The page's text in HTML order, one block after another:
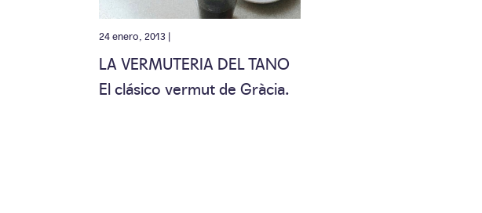
24 enero, 2013 |
LA VERMUTERIA DEL TANO
El clásico vermut de Gràcia.